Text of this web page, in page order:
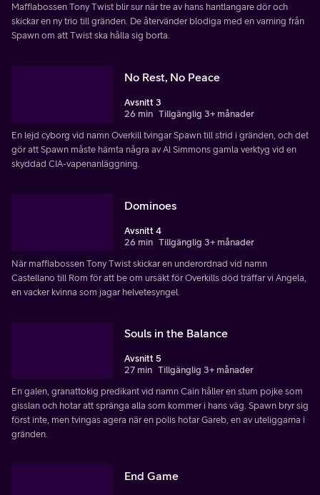
Maffiabossen Tony Twist blir sur när tre av hans hantlangare dör och
skickar en ny trio till gränden. De återvänder blodiga med en varning från
Spawn om att Twist ska hålla sig borta.
No Rest, No Peace
Avsnitt 3
26 min Tillgänglig 3+ månader
En lejd cyborg vid namn Overkill tvingar Spawn till strid i gränden, och det
gör att Spawn måste hämta några av Al Simmons gamla verktyg vid en
skyddad CIA-vapenanläggning.
Dominoes
Avsnitt 4
26 min Tillgänglig 3+ månader
När maffiabossen Tony Twist skickar en underordnad vid namn
Castellano till Rom för att be om ursäkt för Overkills död träffar vi Angela,
en vacker kvinna som jagar helvetesyngel.
Souls in the Balance
Avsnitt 5
27 min Tillgänglig 3+ månader
En galen, granattokig predikant vid namn Cain håller en stum pojke som
gisslan och hotar att spränga alla som kommer i hans väg. Spawn bryr sig
först inte, men tvingas agera när en polis hotar Gareb, en av uteliggarna i
gränden.
End Game